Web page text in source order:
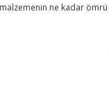
ne kadar